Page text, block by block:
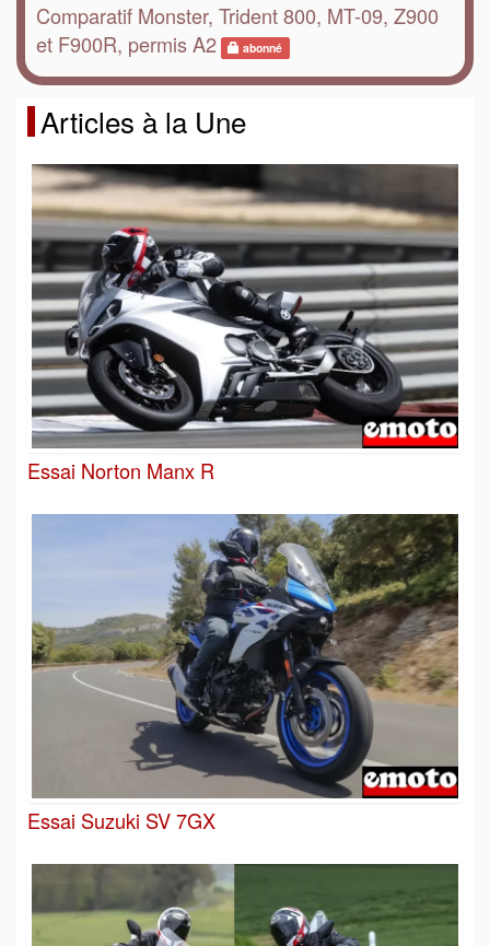
Comparatif Monster, Trident 800, MT-09, Z900
et F900R, permis A2
abonné
Articles à la Une
Essai Norton Manx R
Essai Suzuki SV 7GX